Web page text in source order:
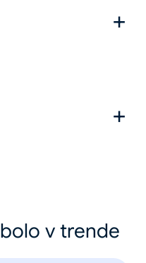
v trende